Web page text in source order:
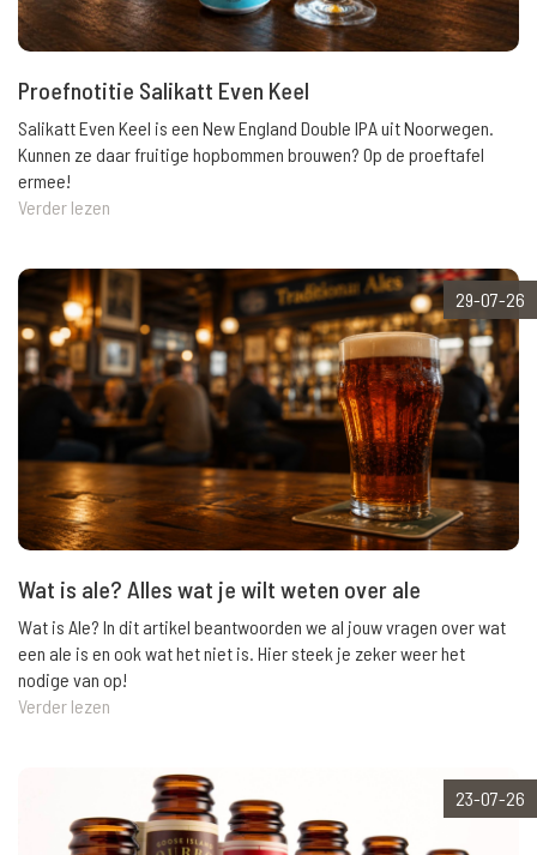
Proefnotitie Salikatt Even Keel
Salikatt Even Keel is een New England Double IPA uit Noorwegen.
Kunnen ze daar fruitige hopbommen brouwen? Op de proeftafel
ermee!
Verder lezen
29-07-26
Wat is ale? Alles wat je wilt weten over ale
Wat is Ale? In dit artikel beantwoorden we al jouw vragen over wat
een ale is en ook wat het niet is. Hier steek je zeker weer het
nodige van op!
Verder lezen
23-07-26